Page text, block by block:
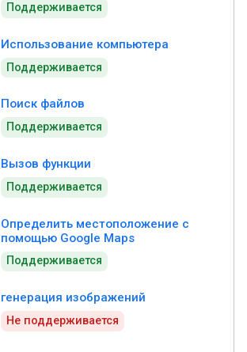
Поддерживается
Использование компьютера
Поддерживается
Поиск файлов
Поддерживается
Вызов функции
Поддерживается
Определить местоположение с
помощью Google Maps
Поддерживается
генерация изображений
Не поддерживается